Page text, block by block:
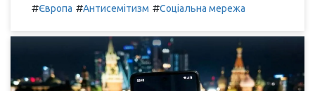
#Європа #Антисемітизм #Соціальна мережа